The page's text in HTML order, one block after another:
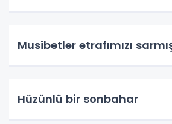
Musibetler etrafımızı
Hüzünlü bir sonbahar